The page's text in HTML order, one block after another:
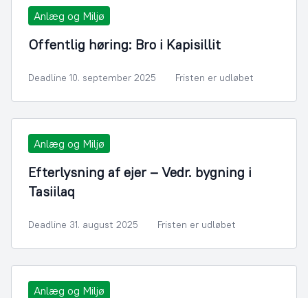
Anlæg og Miljø
Offentlig høring: Bro i Kapisillit
Deadline 10. september 2025 Fristen er udløbet
Anlæg og Miljø
Efterlysning af ejer – Vedr. bygning i
Tasiilaq
Deadline 31. august 2025 Fristen er udløbet
Anlæg og Miljø